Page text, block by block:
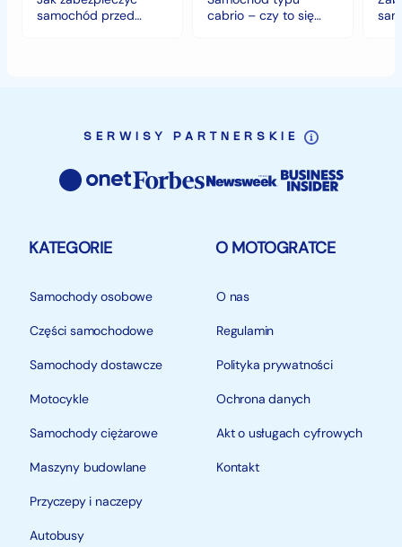
handlową i nie stanowi oferty w myśl art. 66, § 1.
samochód przed
klimacie?
cabrio – czy to się
SERWISY PARTNERSKIE
KATEGORIE
Samochody osobowe
Części samochodowe
Samochody dostawcze
Motocykle
Samochody ciężarowe
Maszyny budowlane
Przyczepy i naczepy
Autobusy
O MOTOGRATCE
O nas
Regulamin
Polityka prywatności
Ochrona danych
Akt o usługach cyfrowych
Kontakt